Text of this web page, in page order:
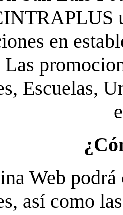
en
Escuelas,
Web
así como